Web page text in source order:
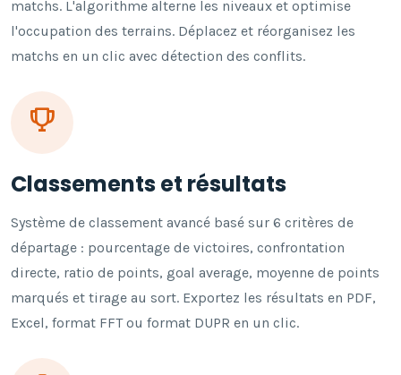
matchs. L'algorithme alterne les niveaux et optimise
l'occupation des terrains. Déplacez et réorganisez les
matchs en un clic avec détection des conflits.
Classements et résultats
Système de classement avancé basé sur 6 critères de
départage : pourcentage de victoires, confrontation
directe, ratio de points, goal average, moyenne de points
marqués et tirage au sort. Exportez les résultats en PDF,
Excel, format FFT ou format DUPR en un clic.